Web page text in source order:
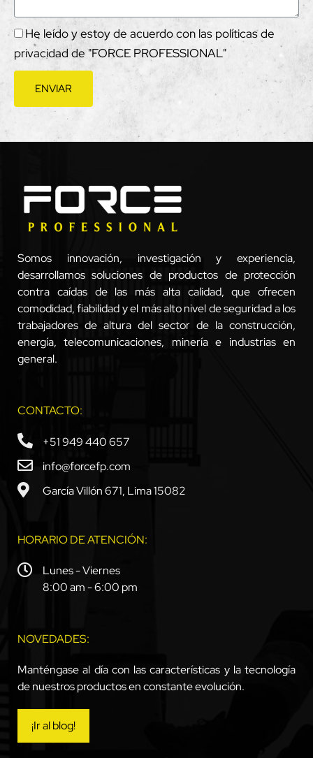
He leído y estoy de acuerdo con las políticas de
privacidad de "FORCE PROFESSIONAL"
ENVIAR
Somos innovación, investigación y experiencia,
desarrollamos soluciones de productos de protección
contra caídas de las más alta calidad, que ofrecen
comodidad, fiabilidad y el más alto nivel de seguridad a los
trabajadores de altura del sector de la construcción,
energía, telecomunicaciones, minería e industrias en
general.
CONTACTO:
+51 949 440 657
info@forcefp.com
García Villón 671, Lima 15082
HORARIO DE ATENCIÓN:
Lunes - Viernes
8:00 am - 6:00 pm
NOVEDADES:
Manténgase al día con las características y la tecnología
de nuestros productos en constante evolución.
¡Ir al blog!